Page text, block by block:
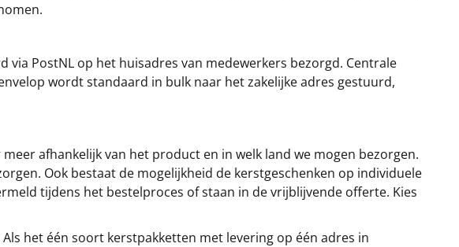
via PostNL op het huisadres van medewerkers bezorgd. Centrale
wordt standaard in bulk naar het zakelijke adres gestuurd,
afhankelijk van het product en in welk land we mogen bezorgen.
Ook bestaat de mogelijkheid de kerstgeschenken op individuele
tijdens het bestelproces of staan in de vrijblijvende offerte. Kies
Als het één soort kerstpakketten met levering op één adres in